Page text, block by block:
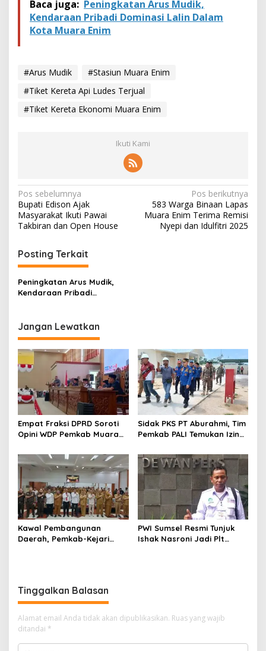
a
n
Baca juga: Peningkatan Arus Mudik,
Kendaraan Pribadi Dominasi Lalin Dalam
Kota Muara Enim
#Arus Mudik
#Stasiun Muara Enim
#Tiket Kereta Api Ludes Terjual
#Tiket Kereta Ekonomi Muara Enim
Ikuti Kami
N
a
v
i
g
a
s
p
o
s
Pos sebelumnya
Bupati Edison Ajak
Masyarakat Ikuti Pawai
Takbiran dan Open House
Pos berikutnya
583 Warga Binaan Lapas
Muara Enim Terima Remisi
Nyepi dan Idulfitri 2025
Posting Terkait
Peningkatan Arus Mudik,
Kendaraan Pribadi
Jangan Lewatkan
Empat Fraksi DPRD Soroti
Opini WDP Pemkab Muara
Kelola Keuangan
Sidak PKS PT Aburahmi, Tim
Pemkab PALI Temukan Izin
Kawal Pembangunan
Daerah, Pemkab-Kejari
PWI Sumsel Resmi Tunjuk
Ishak Nasroni Jadi Plt
Tinggalkan Balasan
Alamat email Anda tidak akan dipublikasikan. Ruas yang wajib
ditandai *